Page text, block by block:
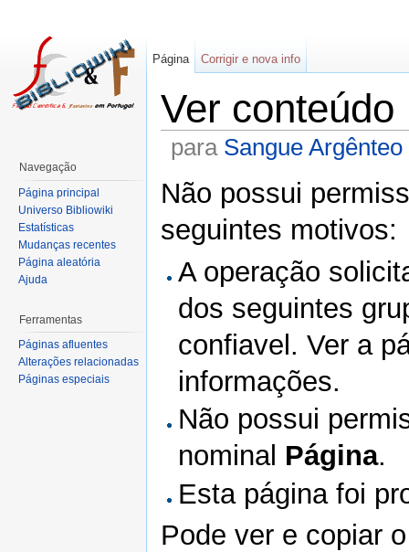
Ver conteúdo
para Sangue Argênteo
Não possui
seguintes motivos:
A operação
dos seguintes
confiavel. Ver a
informações.
Não possui
nominal Página.
Esta página foi
Pode ver e copiar
Página Corrigir e nova info
Navegação
Página principal
Universo Bibliowiki
Estatísticas
Mudanças recentes
Página aleatória
Ajuda
Ferramentas
Páginas afluentes
Alterações relacionadas
Páginas especiais